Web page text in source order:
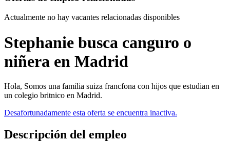
Actualmente no hay vacantes relacionadas disponibles
Stephanie busca canguro o
niñera en Madrid
Hola, Somos una familia suiza francfona con hijos que estudian en
un colegio britnico en Madrid.
Desafortunadamente esta oferta se encuentra inactiva.
Descripción del empleo